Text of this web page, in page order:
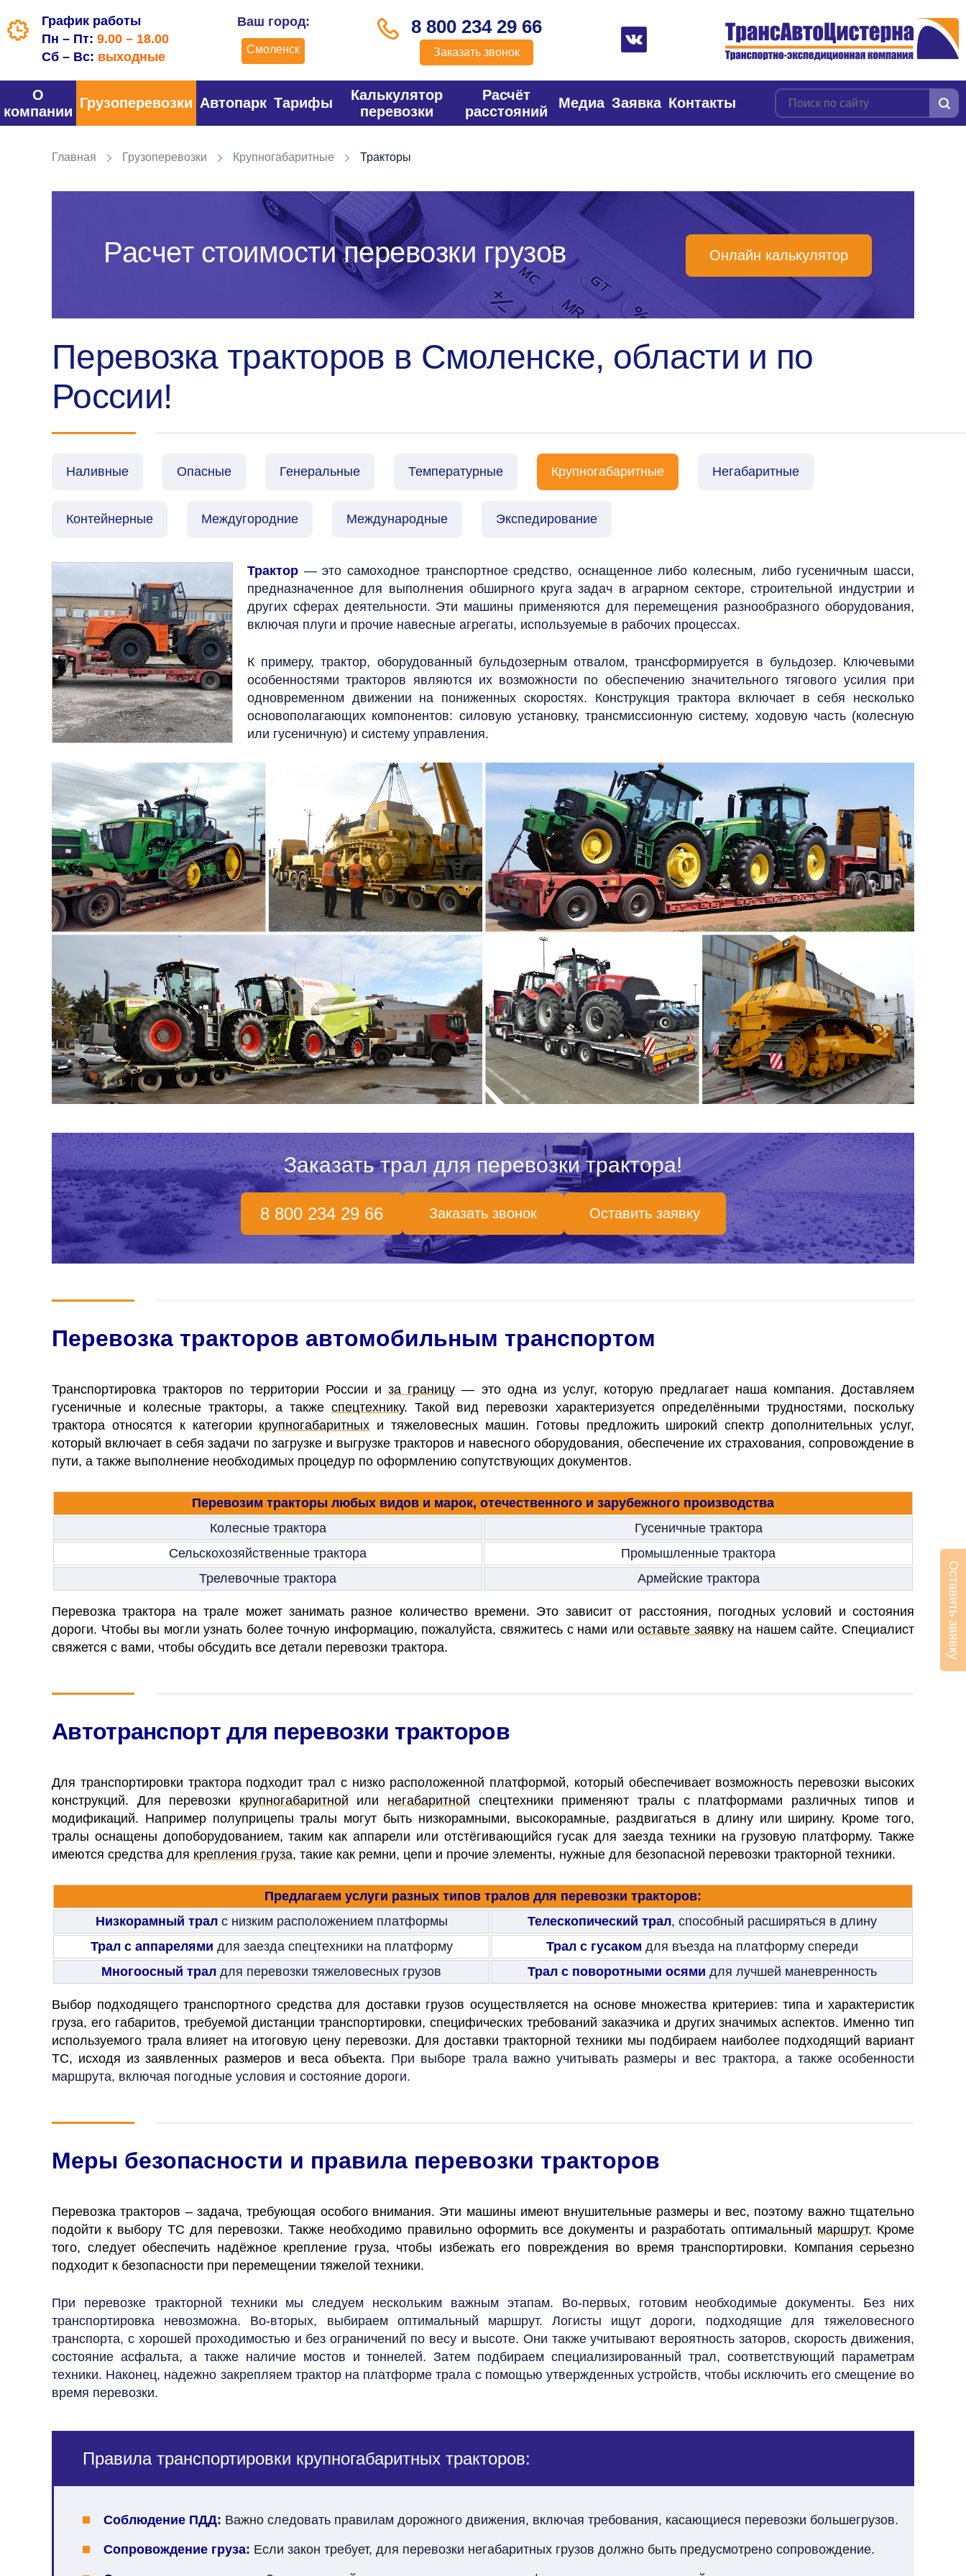
График работы
Пн – Пт: 9.00 – 18.00
Сб – Вс: выходные
Ваш город:
Смоленск
8 800 234 29 66
Заказать звонок
О
компании
Грузоперевозки Автопарк Тарифы
Калькулятор
перевозки
Расчёт
расстояний
Медиа Заявка Контакты
Главная Грузоперевозки Крупногабаритные Тракторы
Расчет стоимости перевозки грузов Онлайн калькулятор
Перевозка тракторов в Смоленске, области и по
России!
Наливные Опасные Генеральные Температурные Крупногабаритные Негабаритные
Контейнерные Междугородние Международные Экспедирование
Трактор — это самоходное транспортное средство, оснащенное либо колесным, либо гусеничным шасси,
предназначенное для выполнения обширного круга задач в аграрном секторе, строительной индустрии и
других сферах деятельности. Эти машины применяются для перемещения разнообразного оборудования,
включая плуги и прочие навесные агрегаты, используемые в рабочих процессах.
К примеру, трактор, оборудованный бульдозерным отвалом, трансформируется в бульдозер. Ключевыми
особенностями тракторов являются их возможности по обеспечению значительного тягового усилия при
одновременном движении на пониженных скоростях. Конструкция трактора включает в себя несколько
основополагающих компонентов: силовую установку, трансмиссионную систему, ходовую часть (колесную
или гусеничную) и систему управления.
Заказать трал для перевозки трактора!
8 800 234 29 66 Заказать звонок Оставить заявку
Перевозка тракторов автомобильным транспортом
Транспортировка тракторов по территории России иза границу — это одна из услуг, которую предлагает наша компания. Доставляем
гусеничные и колесные тракторы, а также спецтехнику. Такой вид перевозки характеризуется определёнными трудностями, поскольку
трактора относятся к категории крупногабаритных и тяжеловесных машин. Готовы предложить широкий спектр дополнительных услуг,
который включает в себя задачи по загрузке и выгрузке тракторов и навесного оборудования, обеспечение их страхования, сопровождение в
пути, а также выполнение необходимых процедур по оформлению сопутствующих документов.
Перевозим тракторы любых видов и марок, отечественного и зарубежного производства
Колесные трактора
Гусеничные трактора
Сельскохозяйственные трактора
Промышленные трактора
Трелевочные трактора
Армейские трактора
Перевозка трактора на трале может занимать разное количество времени. Это зависит от расстояния, погодных условий и состояния
дороги. Чтобы вы могли узнать более точную информацию, пожалуйста, свяжитесь с нами илиоставьте заявкуна нашем сайте. Специалист
свяжется с вами, чтобы обсудить все детали перевозки трактора.
Автотранспорт для перевозки тракторов
Для транспортировки трактора подходит трал с низко расположенной платформой, который обеспечивает возможность перевозки высоких
конструкций. Для перевозки крупногабаритной или негабаритной спецтехники применяют тралы с платформами различных типов и
модификаций. Например полуприцепы тралы могут быть низкорамными, высокорамные, раздвигаться в длину или ширину. Кроме того,
тралы оснащены допоборудованием, таким как аппарели или отстёгивающийся гусак для заезда техники на грузовую платформу. Также
имеются средства для крепления груза, такие как ремни, цепи и прочие элементы, нужные для безопасной перевозки тракторной техники.
Предлагаем услуги разных типов тралов для перевозки тракторов:
Низкорамный тралс низким расположением платформы Телескопический трал, способный расширяться в длину
Трал с аппарелями для заезда спецтехники на платформу Трал с гусаком для въезда на платформу спереди
Многоосный трал для перевозки тяжеловесных грузов Трал с поворотными осями для лучшей маневренность
Выбор подходящего транспортного средства для доставки грузов осуществляется на основе множества критериев: типа и характеристик
груза, его габаритов, требуемой дистанции транспортировки, специфических требований заказчика и других значимых аспектов. Именно тип
используемого трала влияет на итоговую цену перевозки. Для доставки тракторной техники мы подбираем наиболее подходящий вариант
ТС, исходя из заявленных размеров и веса объекта. При выборе трала важно учитывать размеры и вес трактора, а также особенности
маршрута, включая погодные условия и состояние дороги.
Меры безопасности и правила перевозки тракторов
Перевозка тракторов – задача, требующая особого внимания. Эти машины имеют внушительные размеры и вес, поэтому важно тщательно
подойти к выбору ТС для перевозки. Также необходимо правильно оформить все документы и разработать оптимальный маршрут. Кроме
того, следует обеспечить надёжное крепление груза, чтобы избежать его повреждения во время транспортировки. Компания серьезно
подходит к безопасности при перемещении тяжелой техники.
При перевозке тракторной техники мы следуем нескольким важным этапам. Во-первых, готовим необходимые документы. Без них
транспортировка невозможна. Во-вторых, выбираем оптимальный маршрут. Логисты ищут дороги, подходящие для тяжеловесного
транспорта, с хорошей проходимостью и без ограничений по весу и высоте. Они также учитывают вероятность заторов, скорость движения,
состояние асфальта, а также наличие мостов и тоннелей. Затем подбираем специализированный трал, соответствующий параметрам
техники. Наконец, надежно закрепляем трактор на платформе трала с помощью утвержденных устройств, чтобы исключить его смещение во
время перевозки.
Правила транспортировки крупногабаритных тракторов:
Соблюдение ПДД: Важно следовать правилам дорожного движения, включая требования, касающиеся перевозки большегрузов.
Сопровождение груза: Если закон требует, для перевозки негабаритных грузов должно быть предусмотрено сопровождение.
Оставить заявку